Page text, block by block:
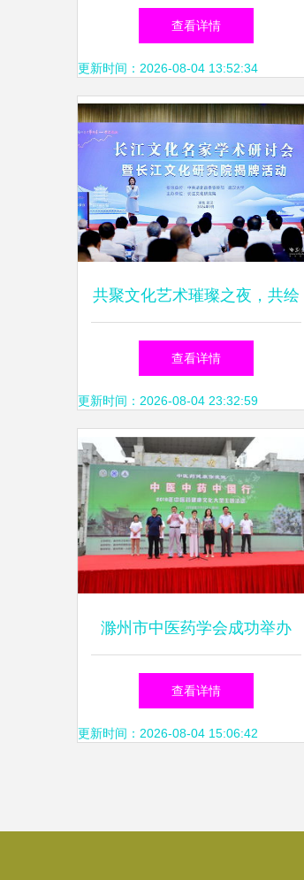
分享研讨会 探索中华优秀传
统文化的创新性发展之道
查看详情
更新时间：2026-08-04 13:52:34
共聚文化艺术璀璨之夜，共绘
文化辉煌新篇章
查看详情
更新时间：2026-08-04 23:32:59
滁州市中医药学会成功举办
2018年中医药健康文化大型主
题活动暨文化艺术交流
查看详情
更新时间：2026-08-04 15:06:42